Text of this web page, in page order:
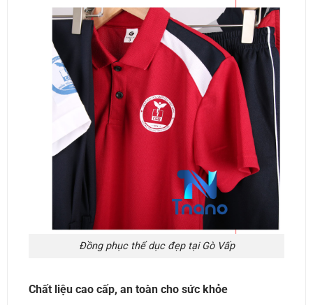
Đồng phục thể dục đẹp tại Gò Vấp
Chất liệu cao cấp, an toàn cho sức khỏe